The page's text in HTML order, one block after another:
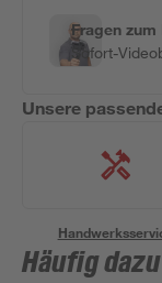
Fragen zum
Sofort-
Unsere
Häufig